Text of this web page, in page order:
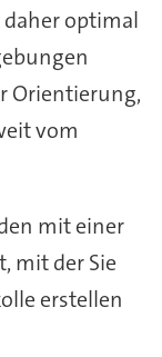
optimal
Orientierung,
vom
mit einer
mit der Sie
erstellen